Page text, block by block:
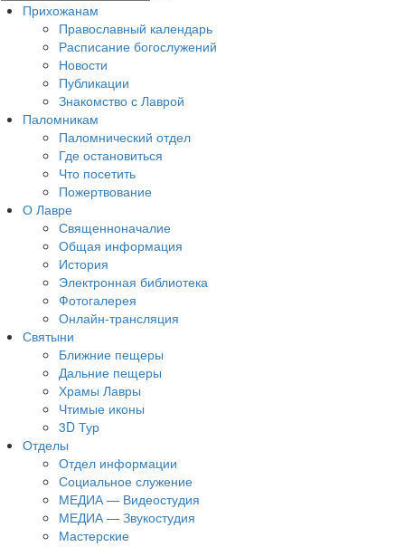
Прихожанам
Православный календарь
Расписание богослужений
Новости
Публикации
Знакомство с Лаврой
Паломникам
Паломнический отдел
Где остановиться
Что посетить
Пожертвование
О Лавре
Священноначалие
Общая информация
История
Электронная библиотека
Фотогалерея
Онлайн-трансляция
Святыни
Ближние пещеры
Дальние пещеры
Храмы Лавры
Чтимые иконы
3D Тур
Отделы
Отдел информации
Социальное служение
МЕДИА — Видеостудия
МЕДИА — Звукостудия
Мастерские